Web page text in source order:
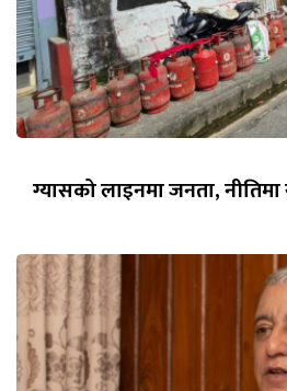
ग्यासको लाइनमा जनता,